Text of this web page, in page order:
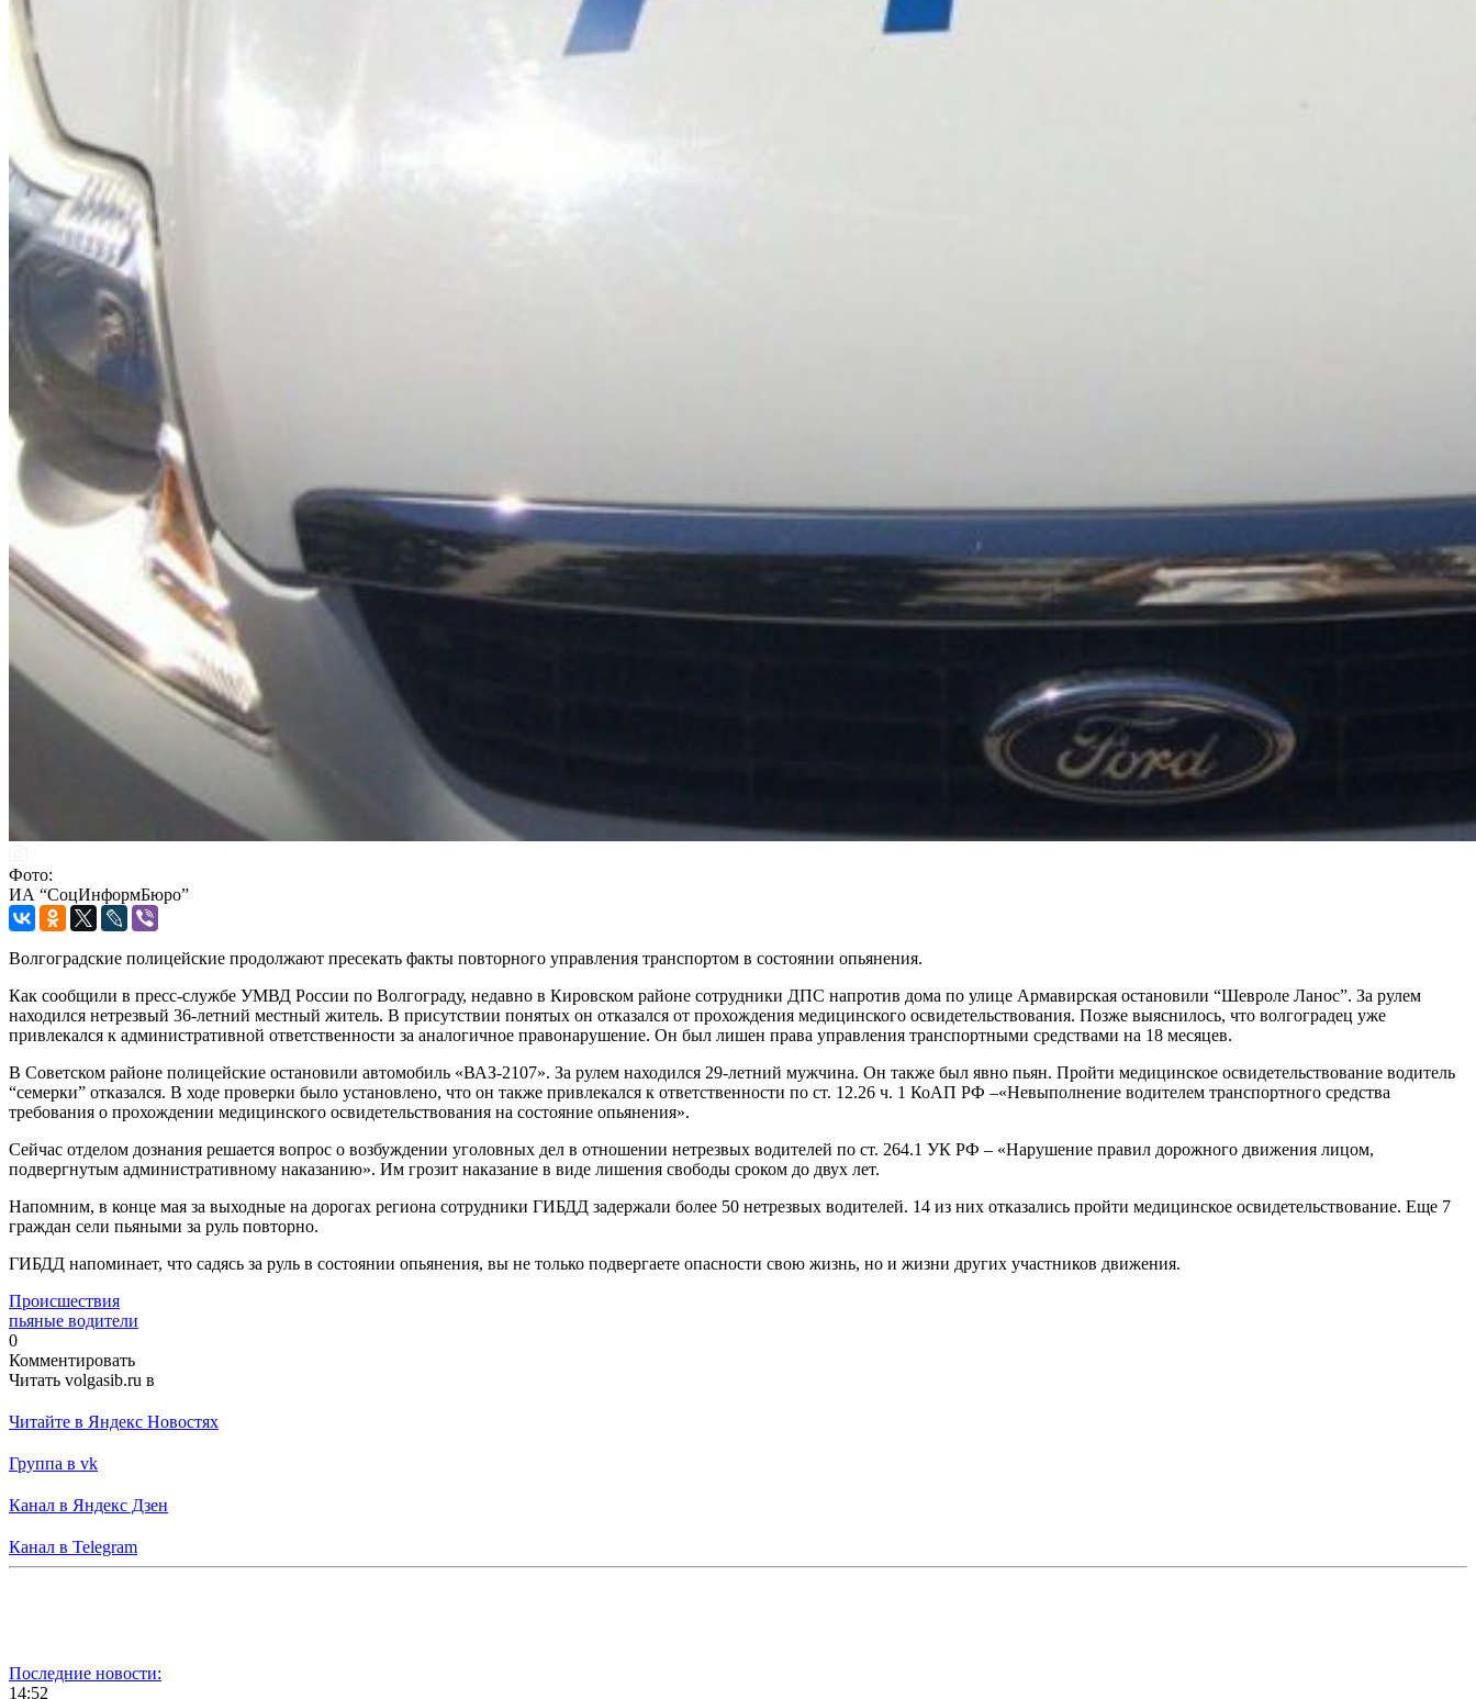
Фото:
ИА “СоцИнформБюро”
Волгоградские полицейские продолжают пресекать факты повторного управления транспортом в состоянии опьянения.
Как сообщили в пресс-службе УМВД России по Волгограду, недавно в Кировском районе сотрудники ДПС напротив дома по улице Армавирская остановили “Шевроле Ланос”. За рулем
находился нетрезвый 36-летний местный житель. В присутствии понятых он отказался от прохождения медицинского освидетельствования. Позже выяснилось, что волгоградец уже
привлекался к административной ответственности за аналогичное правонарушение. Он был лишен права управления транспортными средствами на 18 месяцев.
В Советском районе полицейские остановили автомобиль «ВАЗ-2107». За рулем находился 29-летний мужчина. Он также был явно пьян. Пройти медицинское освидетельствование водитель
“семерки” отказался. В ходе проверки было установлено, что он также привлекался к ответственности по ст. 12.26 ч. 1 КоАП РФ –«Невыполнение водителем транспортного средства
требования о прохождении медицинского освидетельствования на состояние опьянения».
Сейчас отделом дознания решается вопрос о возбуждении уголовных дел в отношении нетрезвых водителей по ст. 264.1 УК РФ – «Нарушение правил дорожного движения лицом,
подвергнутым административному наказанию». Им грозит наказание в виде лишения свободы сроком до двух лет.
Напомним, в конце мая за выходные на дорогах региона сотрудники ГИБДД задержали более 50 нетрезвых водителей. 14 из них отказались пройти медицинское освидетельствование. Еще 7
граждан сели пьяными за руль повторно.
ГИБДД напоминает, что садясь за руль в состоянии опьянения, вы не только подвергаете опасности свою жизнь, но и жизни других участников движения.
Происшествия
пьяные водители
0
Комментировать
Читать volgasib.ru в
Читайте в Яндекс Новостях
Группа в vk
Канал в Яндекс Дзен
Канал в Telegram
Последние новости:
14:52